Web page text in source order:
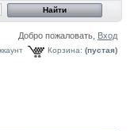
Добро пожаловать, Вход
Корзина: (пустая)